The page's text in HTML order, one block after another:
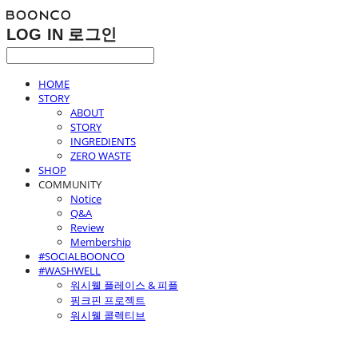
LOG IN 로그인
HOME
STORY
ABOUT
STORY
INGREDIENTS
ZERO WASTE
SHOP
COMMUNITY
Notice
Q&A
Review
Membership
#SOCIALBOONCO
#WASHWELL
워시웰 플레이스 & 피플
핑크핀 프로젝트
워시웰 콜렉티브